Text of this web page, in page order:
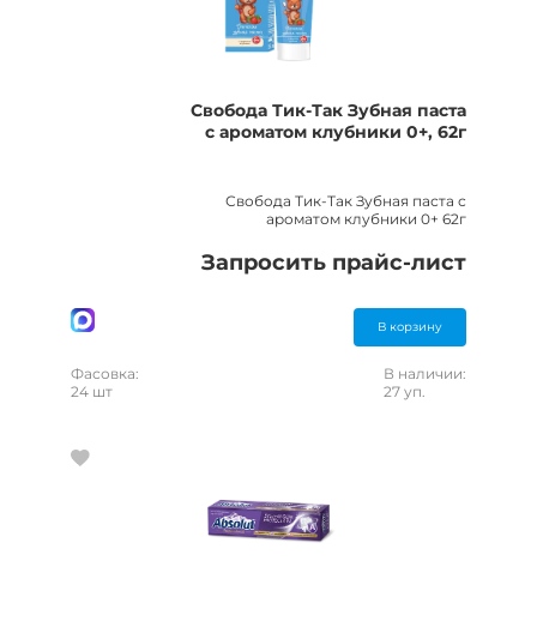
Свобода Тик-Так Зубная паста
с ароматом клубники 0+, 62г
Свобода Тик-Так Зубная паста с
ароматом клубники 0+ 62г
Запросить прайс-лист
В корзину
Фасовка:
24 шт
В наличии:
27 уп.